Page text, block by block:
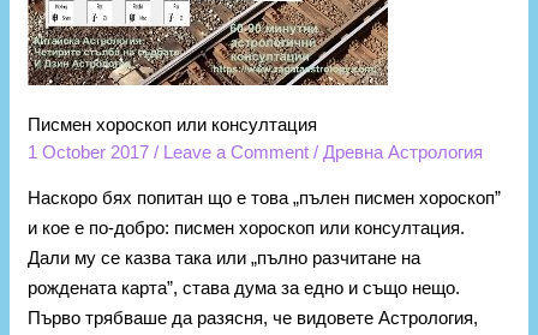
Писмен хороскоп или консултация
1 October 2017/ Leave a Comment / Древна Астрология
Наскоро бях попитан що е това „пълен писмен хороскоп”
и кое е по-добро: писмен хороскоп или консултация.
Дали му се казва така или „пълно разчитане на
рождената карта”, става дума за едно и също нещо.
Първо трябваше да разясня, че видовете Астрология,